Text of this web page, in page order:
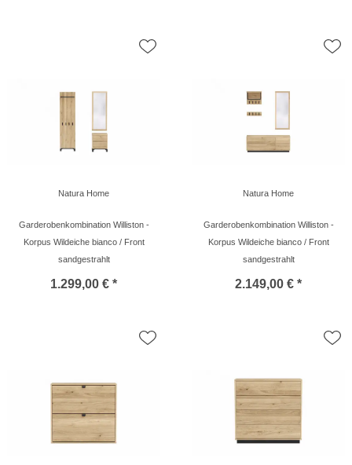
Natura Home
Garderobenkombination Williston -
Korpus Wildeiche bianco / Front
sandgestrahlt
1.299,00 € *
Natura Home
Garderobenkombination Williston -
Korpus Wildeiche bianco / Front
sandgestrahlt
2.149,00 € *